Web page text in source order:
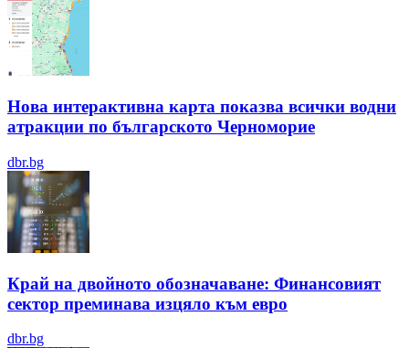
Нова интерактивна карта показва всички водни
атракции по българското Черноморие
dbr.bg
Край на двойното обозначаване: Финансовият
сектор преминава изцяло към евро
dbr.bg